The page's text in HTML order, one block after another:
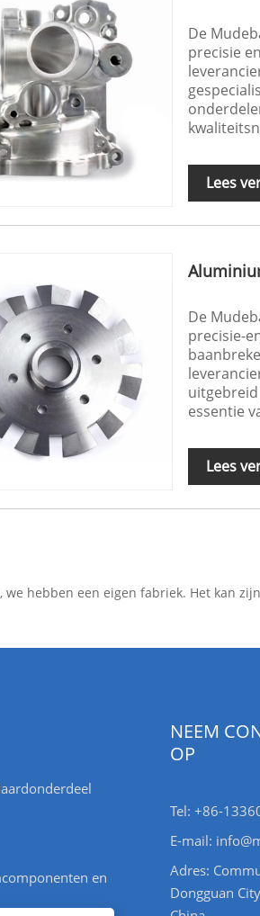
De
precisie
Lees
De
precisie-
essentie
Lees
hebben een eigen fabriek. Het kan
en
NEEM
OP
Tel: +86-
E-mail:
Adres:
Dongguan